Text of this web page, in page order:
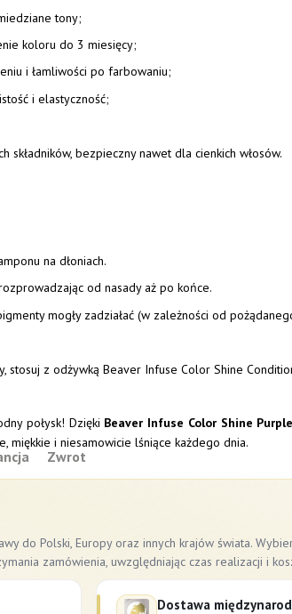
tony;
koloru do 3 miesięcy;
i łamliwości po farbowaniu;
i elastyczność;
składników, bezpieczny nawet dla cienkich włosów.
na dłoniach.
od nasady aż po końce.
mogły zadziałać (w zależności od
stosuj z odżywką Beaver Infuse Color Shine
połysk! Dzięki Beaver Infuse Color Shine Purple
miękkie i niesamowicie lśniące każdego dnia.
Zwrot
do Polski, Europy oraz innych krajów świata.
zamówienia, uwzględniając czas realizacji i
Dostawa